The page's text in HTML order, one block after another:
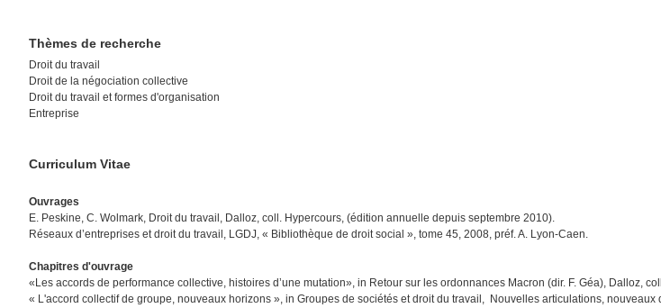
Thèmes de recherche
Droit du travail
Droit de la négociation collective
Droit du travail et formes d'organisation
Entreprise
Curriculum Vitae
Ouvrages
E. Peskine, C. Wolmark, Droit du travail, Dalloz, coll. Hypercours, (édition annuelle depuis septembre 2010).
Réseaux d’entreprises et droit du travail, LGDJ, « Bibliothèque de droit social », tome 45, 2008, préf. A. Lyon-Caen.
Chapitres d'ouvrage
«Les accords de performance collective, histoires d’une mutation», in Retour sur les ordonnances Macron (dir. F. Géa), Dalloz,
« L'accord collectif de groupe, nouveaux horizons », in Groupes de sociétés et droit du travail, Nouvelles articulations,